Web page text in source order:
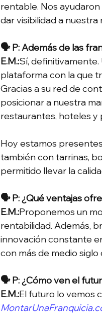
rentable. Nos
dar visibilidad a
🗣 P: Además de las
E.M.:Sí,
plataforma con la que
Gracias a su red de
posicionar a nuestra
restaurantes, hoteles
Hoy estamos
también con tarrinas,
permitido llevar la
🗣 P: ¿Qué ventajas
E.M.:Proponemos un
rentabilidad. Además,
innovación constante
con más de medio siglo
🗣 P: ¿Cómo ven el
E.M.:El futuro lo vemos